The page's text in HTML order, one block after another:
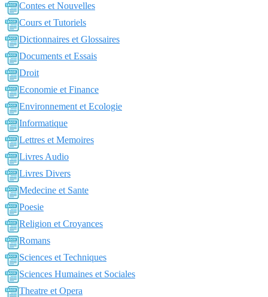
Contes et Nouvelles
Cours et Tutoriels
Dictionnaires et Glossaires
Documents et Essais
Droit
Economie et Finance
Environnement et Ecologie
Informatique
Lettres et Memoires
Livres Audio
Livres Divers
Medecine et Sante
Poesie
Religion et Croyances
Romans
Sciences et Techniques
Sciences Humaines et Sociales
Theatre et Opera